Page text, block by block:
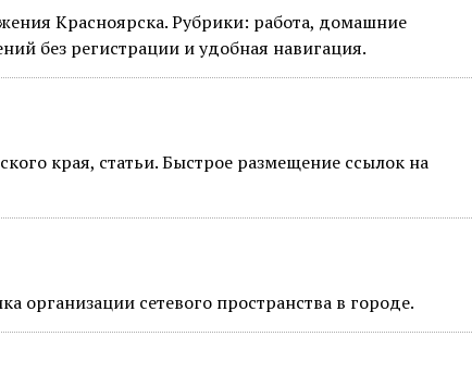
Красноярска. Рубрики: работа, домашние
без регистрации и удобная навигация.
края, статьи. Быстрое размещение ссылок на
организации сетевого пространства в городе.